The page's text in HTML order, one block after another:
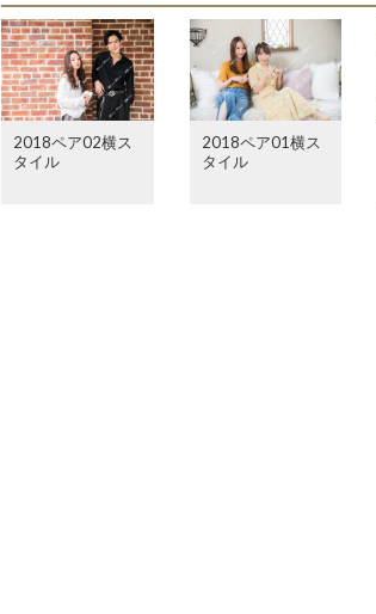
2018ペア02横ス
タイル
2018ペア01横ス
タイル